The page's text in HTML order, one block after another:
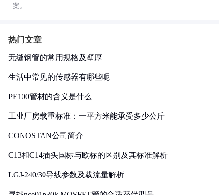
案。
热门文章
无缝钢管的常用规格及壁厚
生活中常见的传感器有哪些呢
PE100管材的含义是什么
工业厂房载重标准：一平方米能承受多少公斤
CONOSTAN公司简介
C13和C14插头国标与欧标的区别及其标准解析
LGJ-240/30导线参数及载流量解析